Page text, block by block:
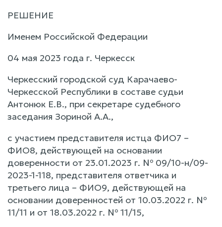
РЕШЕНИЕ
Именем Российской Федерации
04 мая 2023 года г. Черкесск
Черкесский городской суд Карачаево-
Черкесской Республики в составе судьи
Антонюк Е.В., при секретаре судебного
заседания Зориной А.А.,
с участием представителя истца ФИО7 –
ФИО8, действующей на основании
доверенности от 23.01.2023 г. № 09/10-н/09-
2023-1-118, представителя ответчика и
третьего лица – ФИО9, действующей на
основании доверенностей от 10.03.2022 г. №
11/11 и от 18.03.2022 г. № 11/15,